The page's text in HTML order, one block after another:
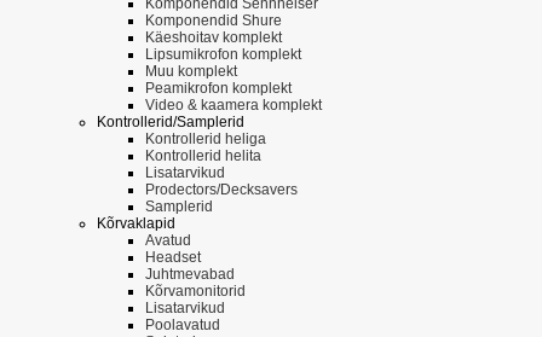
Komponendid Sennheiser
Komponendid Shure
Käeshoitav komplekt
Lipsumikrofon komplekt
Muu komplekt
Peamikrofon komplekt
Video & kaamera komplekt
Kontrollerid/Samplerid
Kontrollerid heliga
Kontrollerid helita
Lisatarvikud
Prodectors/Decksavers
Samplerid
Kõrvaklapid
Avatud
Headset
Juhtmevabad
Kõrvamonitorid
Lisatarvikud
Poolavatud